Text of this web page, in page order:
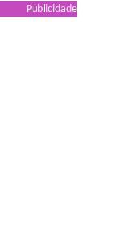
Publicidade